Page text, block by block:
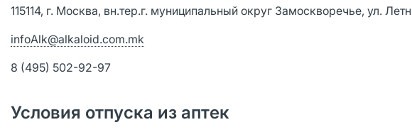
115114, г. Москва, вн.тер.г. муниципальный округ Замоскворечье, ул.
infoAlk@alkaloid.com.mk
8 (495) 502-92-97
Условия отпуска из аптек